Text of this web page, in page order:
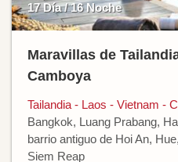
17 Día / 16 Noche
Maravillas de
Camboya
Tailandia - Laos - Vietnam -
Bangkok, Luang Prabang,
barrio antiguo de Hoi An,
Siem Reap